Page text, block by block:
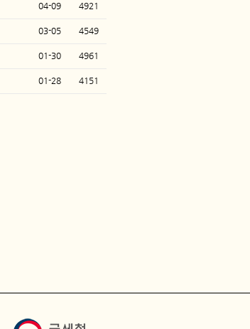
04-09 4921
03-05 4549
01-30 4961
01-28 4151